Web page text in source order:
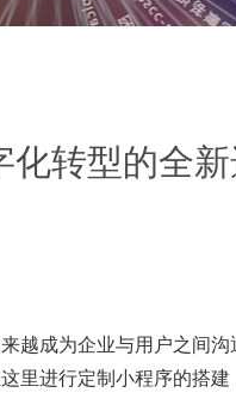
化转型的全
越成为企业与用户之间沟
里进行定制小程序的搭